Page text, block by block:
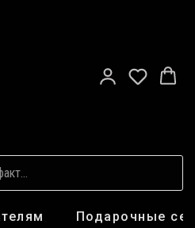
Подарочные